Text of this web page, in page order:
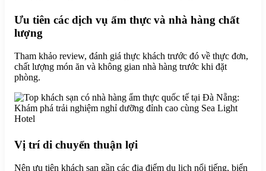
Ưu tiên các dịch vụ ẩm thực và nhà hàng chất
lượng
Tham khảo review, đánh giá thực khách trước đó về thực đơn,
chất lượng món ăn và không gian nhà hàng trước khi đặt
phòng.
Vị trí di chuyển thuận lợi
Nên ưu tiên khách sạn gần các địa điểm du lịch nổi tiếng, biển